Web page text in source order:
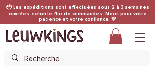
📦 Les expéditions sont effectuées sous 2 à 3 semaines
ouvrées, selon le flux de commandes. Merci pour votre
patience et votre confiance. 💛